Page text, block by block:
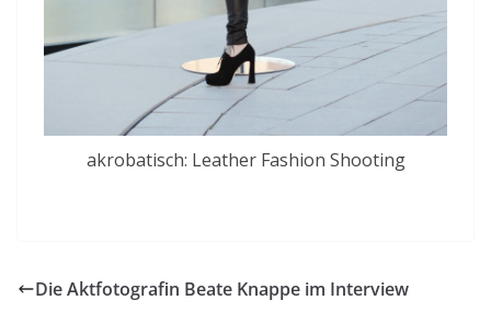
akrobatisch: Leather Fashion Shooting
Die Aktfotografin Beate Knappe im Interview